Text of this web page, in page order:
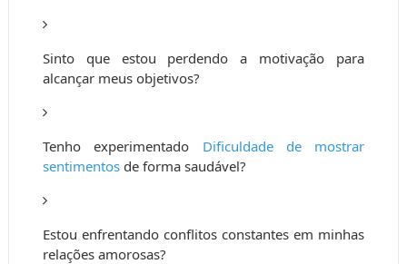
Sinto que estou perdendo a motivação para
alcançar meus objetivos?
Tenho experimentado Dificuldade de mostrar
sentimentos de forma saudável?
Estou enfrentando conflitos constantes em minhas
relações amorosas?